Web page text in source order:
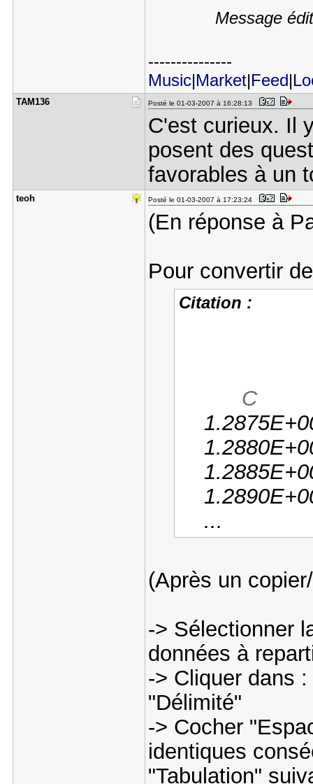
Message
---------------
Music|Market|Feed|
TAM136 Posté le 01-03-2007 à 16:28:13
C'est curieux. Il
posent des
favorables à un
teoh Posté le 01-03-2007 à 17:23:24
(En réponse à
Pour convertir
Citation :
C
...
(Après un
-> Sélectionner
données à
-> Cliquer dans
"Délimité"
-> Cocher
identiques
"Tabulation"